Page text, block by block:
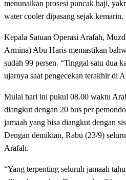
menunaikan prosesi puncak haji,
water cooler dipasang sejak kemarin.
Kepala Satuan Operasi Arafah,
Armina) Abu Haris memastikan
sudah 99 persen. “Tinggal satu dua
ujarnya saat pengecekan terakhir di
Mulai hari ini pukul 08.00 waktu
diangkut dengan 20 bus per
jamaah yang bisa diangkut dengan
Dengan demikian, Rabu (23/9)
Arafah.
“Yang terpenting seluruh jamaah